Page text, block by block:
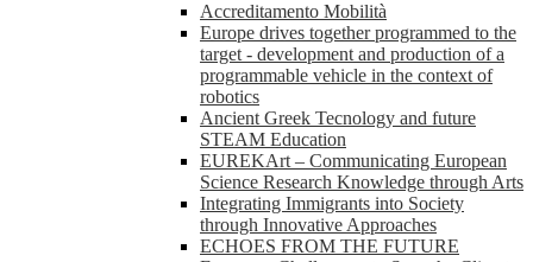
Accreditamento Mobilità
Europe drives together programmed to the
target - development and production of a
programmable vehicle in the context of
robotics
Ancient Greek Tecnology and future
STEAM Education
EUREKArt – Communicating European
Science Research Knowledge through Arts
Integrating Immigrants into Society
through Innovative Approaches
ECHOES FROM THE FUTURE